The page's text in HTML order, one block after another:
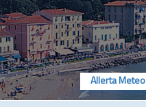
Allerta Meteo